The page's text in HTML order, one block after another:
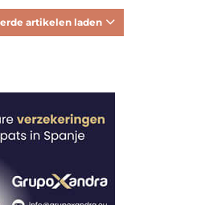
artikelen laden